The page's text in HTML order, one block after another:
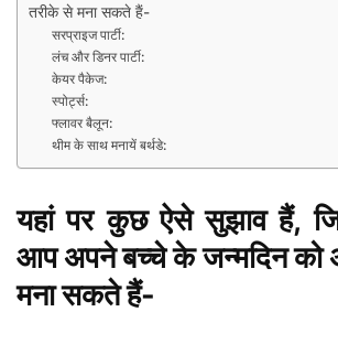
तरीके से मना सकते हैं-
सरप्राइज पार्टी:
लंच और डिनर पार्टी:
केयर पैकेज:
स्पोर्ट्स:
फ्लावर बैलून:
थीम के साथ मनायें बर्थडे:
यहां पर कुछ ऐसे सुझाव हैं,
आप अपने बच्चे के जन्मदिन को
मना सकते हैं-